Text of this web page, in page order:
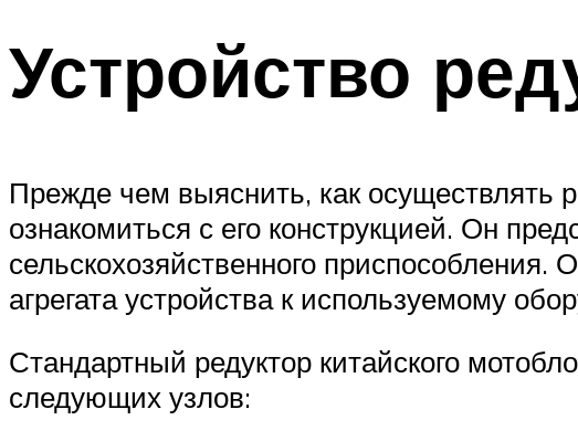
Устройство
Прежде чем выяснить, как осуществлять
ознакомиться с его конструкцией. Он
сельскохозяйственного
агрегата устройства к используемому
Стандартный редуктор китайского
следующих узлов: